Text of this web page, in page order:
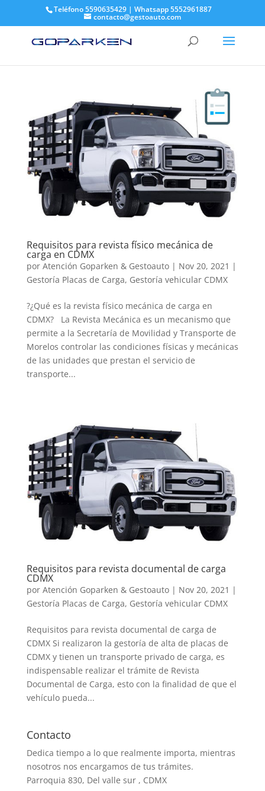
Teléfono 5590635429 | Whatsapp 5552961887
contacto@gestoauto.com
Requisitos para revista físico mecánica de
carga en CDMX
por Atención Goparken & Gestoauto| Nov 20, 2021 |
Gestoría Placas de Carga, Gestoría vehicular CDMX
?¿Qué es la revista físico mecánica de carga en
CDMX? La Revista Mecánica es un mecanismo que
permite a la Secretaría de Movilidad y Transporte de
Morelos controlar las condiciones físicas y mecánicas
de las unidades que prestan el servicio de
transporte...
Requisitos para revista documental de carga
CDMX
por Atención Goparken & Gestoauto| Nov 20, 2021 |
Gestoría Placas de Carga, Gestoría vehicular CDMX
Requisitos para revista documental de carga de
CDMX Si realizaron la gestoría de alta de placas de
CDMX y tienen un transporte privado de carga, es
indispensable realizar el trámite de Revista
Documental de Carga, esto con la finalidad de que el
vehículo pueda...
Contacto
Dedica tiempo a lo que realmente importa, mientras
nosotros nos encargamos de tus trámites.
Parroquia 830, Del valle sur , CDMX